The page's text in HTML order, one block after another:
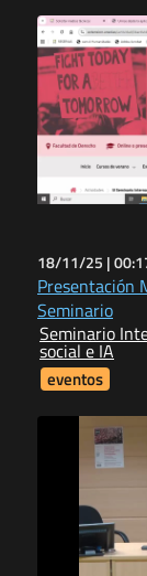
18/11/25 |
Presentación
Seminario
Seminario
social e IA
eventos